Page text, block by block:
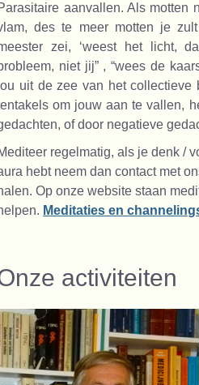
aanvallen. Als motten
des te meer motten je
zei, ‘weest het licht,
niet jij” , “wees de
uit de zee van het collectieve
om jouw aan te vallen,
of door negatieve
regelmatig, als je denk /
hebt neem dan contact met
Op onze website staan
Meditaties en
activiteiten